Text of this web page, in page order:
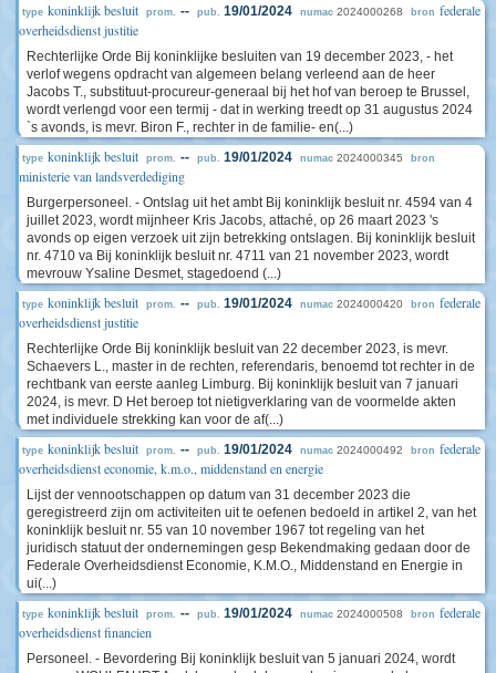
type koninklijk besluit prom. -- pub. 19/01/2024 numac 2024000268 bron federale
overheidsdienst justitie
Rechterlijke Orde Bij koninklijke besluiten van 19 december 2023, - het
verlof wegens opdracht van algemeen belang verleend aan de heer
Jacobs T., substituut-procureur-generaal bij het hof van beroep te Brussel,
wordt verlengd voor een termij - dat in werking treedt op 31 augustus 2024
`s avonds, is mevr. Biron F., rechter in de familie- en(...)
type koninklijk besluit prom. -- pub. 19/01/2024 numac 2024000345 bron
ministerie van landsverdediging
Burgerpersoneel. - Ontslag uit het ambt Bij koninklijk besluit nr. 4594 van 4
juillet 2023, wordt mijnheer Kris Jacobs, attaché, op 26 maart 2023 's
avonds op eigen verzoek uit zijn betrekking ontslagen. Bij koninklijk besluit
nr. 4710 va Bij koninklijk besluit nr. 4711 van 21 november 2023, wordt
mevrouw Ysaline Desmet, stagedoend (...)
type koninklijk besluit prom. -- pub. 19/01/2024 numac 2024000420 bron federale
overheidsdienst justitie
Rechterlijke Orde Bij koninklijk besluit van 22 december 2023, is mevr.
Schaevers L., master in de rechten, referendaris, benoemd tot rechter in de
rechtbank van eerste aanleg Limburg. Bij koninklijk besluit van 7 januari
2024, is mevr. D Het beroep tot nietigverklaring van de voormelde akten
met individuele strekking kan voor de af(...)
type koninklijk besluit prom. -- pub. 19/01/2024 numac 2024000492 bron federale
overheidsdienst economie, k.m.o., middenstand en energie
Lijst der vennootschappen op datum van 31 december 2023 die
geregistreerd zijn om activiteiten uit te oefenen bedoeld in artikel 2, van het
koninklijk besluit nr. 55 van 10 november 1967 tot regeling van het
juridisch statuut der ondernemingen gesp Bekendmaking gedaan door de
Federale Overheidsdienst Economie, K.M.O., Middenstand en Energie in
ui(...)
type koninklijk besluit prom. -- pub. 19/01/2024 numac 2024000508 bron federale
overheidsdienst financien
Personeel. - Bevordering Bij koninklijk besluit van 5 januari 2024, wordt